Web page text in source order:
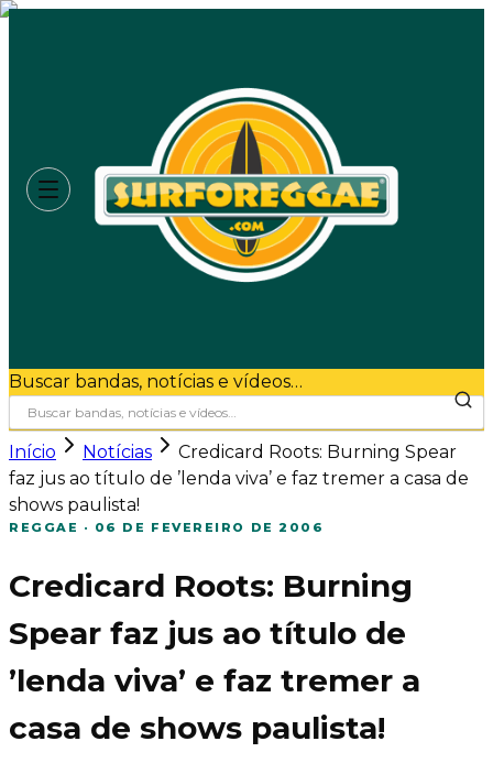
Buscar bandas, notícias e vídeos…
Início Notícias
Credicard Roots: Burning Spear
faz jus ao título de ’lenda viva’ e faz tremer a casa de
shows paulista!
REGGAE · 06 DE FEVEREIRO DE 2006
Credicard Roots: Burning
Spear faz jus ao título de
’lenda viva’ e faz tremer a
casa de shows paulista!